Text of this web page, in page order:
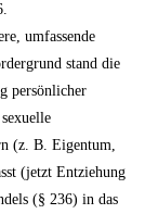
umfassende
stand die
persönlicher
(z. B. Eigentum,
(jetzt Entziehung
(§ 236) in das